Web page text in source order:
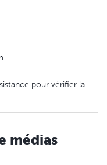
pour vérifier la
médias